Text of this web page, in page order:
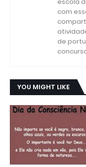
com
de
YOU MIGHT LIKE